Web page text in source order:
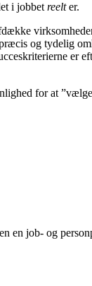
i jobbet reelter.
og tydelig
er
for at
en job- og